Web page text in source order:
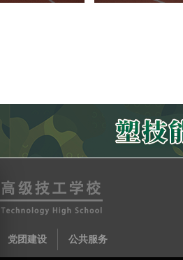
党团建设 公共服务